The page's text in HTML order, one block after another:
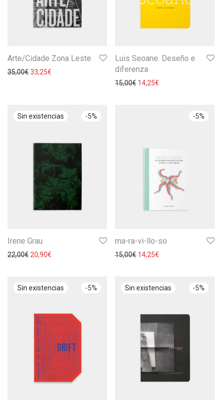
Arte/Cidade Zona Leste
35,00€33,25€
Luis Seoane. Deseño e
diferenza
15,00€ 14,25€
-5%
Irene Grau
22,00€ 20,90€
-5%
ma-ra-vi-llo-so
15,00€ 14,25€
-5% -5%